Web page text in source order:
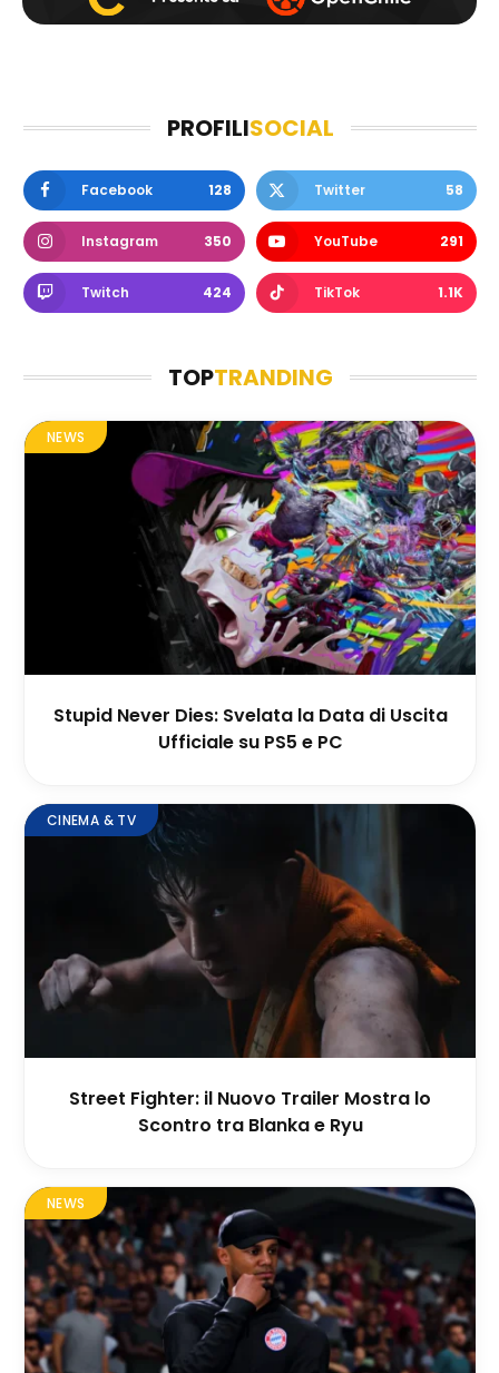
PROFILISOCIAL
Facebook 128 Twitter 58
Instagram 350 YouTube 291
Twitch 424 TikTok 1.1K
TOPTRANDING
NEWS
Stupid Never Dies: Svelata la Data di Uscita
Ufficiale su PS5 e PC
CINEMA & TV
Street Fighter: il Nuovo Trailer Mostra lo
Scontro tra Blanka e Ryu
NEWS